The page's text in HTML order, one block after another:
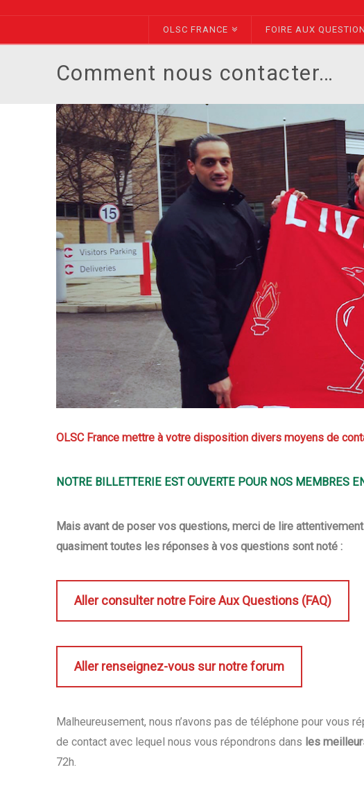
Liverpool
France
-
Site
Officiel
-
YNWA
OLSC FRANCE FOIRE AUX
Comment nous contacter…
OLSC France mettre à votre disposition divers moyens de
NOTRE BILLETTERIE EST OUVERTE POUR NOS MEMBRES
Mais avant de poser vos questions, merci de lire
quasiment toutes les réponses à vos questions sont noté :
Aller consulter notre Foire Aux Questions (FAQ)
Aller renseignez-vous sur notre forum
Malheureusement, nous n’avons pas de téléphone pour vous
de contact avec lequel nous vous répondrons dans les
72h.